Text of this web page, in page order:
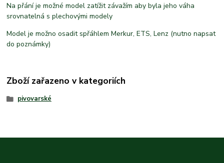
Na přání je možné model zatížit závažím aby byla jeho váha
srovnatelná s plechovými modely
Model je možno osadit spřáhlem Merkur, ETS, Lenz (nutno napsat
do poznámky)
Zboží zařazeno v kategoriích
pivovarské